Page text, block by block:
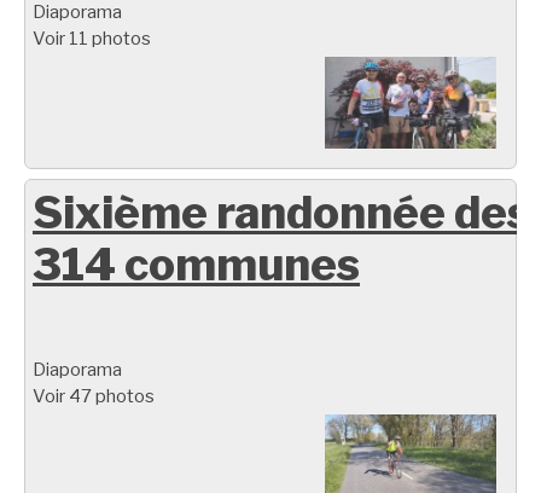
Diaporama
Voir 11 photos
Sixième randonnée des
314 communes
Diaporama
Voir 47 photos